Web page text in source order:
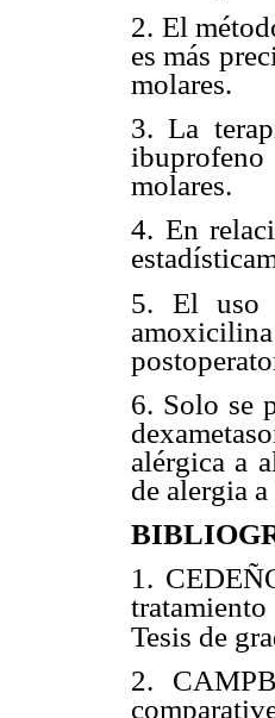
2. El
es más
molares.
3. La
molares.
4. En
5. El uso
6. Solo se
alérgica a
de alergia
1.
Tesis de
2.